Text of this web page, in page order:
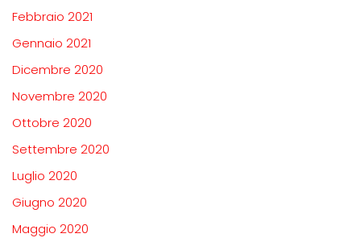
Febbraio 2021
Gennaio 2021
Dicembre 2020
Novembre 2020
Ottobre 2020
Settembre 2020
Luglio 2020
Giugno 2020
Maggio 2020